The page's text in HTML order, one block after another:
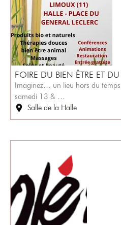
FOIRE DU BIEN ÊTRE ET DU
Imaginez… un lieu hors du
samedi 13 & …
Salle de la Halle